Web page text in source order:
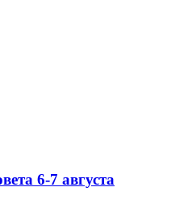
6-7 августа